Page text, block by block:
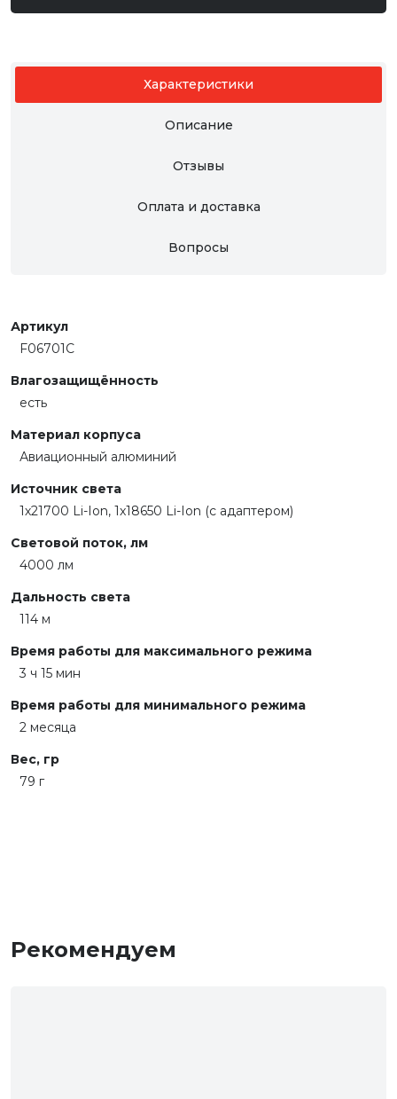
Характеристики
Описание
Отзывы
Оплата и доставка
Вопросы
Артикул
F06701C
Влагозащищённость
есть
Материал корпуса
Авиационный алюминий
Источник света
1х21700 Li-Ion, 1x18650 Li-Ion (с адаптером)
Световой поток, лм
4000 лм
Дальность света
114 м
Время работы для максимального режима
3 ч 15 мин
Время работы для минимального режима
2 месяца
Вес, гр
79 г
Рекомендуем